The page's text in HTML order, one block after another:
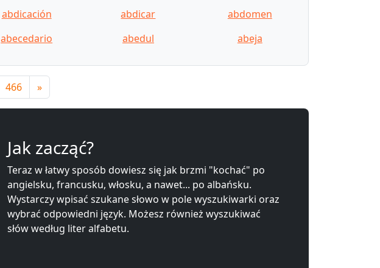
abdicación abdicar
abdomen
abecedario abedul abeja
466 »
Jak zacząć?
Teraz w łatwy sposób dowiesz się jak brzmi "kochać" po
angielsku, francusku, włosku, a nawet... po albańsku.
Wystarczy wpisać szukane słowo w pole wyszukiwarki oraz
wybrać odpowiedni język. Możesz również wyszukiwać
słów według liter alfabetu.